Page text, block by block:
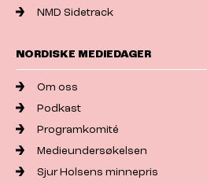
NMD Sidetrack
NORDISKE MEDIEDAGER
Om oss
Podkast
Programkomité
Medieundersøkelsen
Sjur Holsens minnepris